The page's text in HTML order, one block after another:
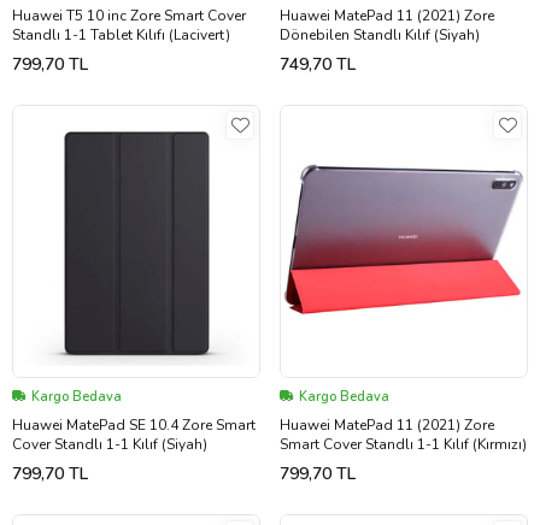
Huawei T5 10 inc Zore Smart Cover
Standlı 1-1 Tablet Kılıfı (Lacivert)
799,70 TL
Huawei MatePad 11 (2021) Zore
Dönebilen Standlı Kılıf (Siyah)
749,70 TL
Kargo Bedava
Huawei MatePad SE 10.4 Zore Smart
Cover Standlı 1-1 Kılıf (Siyah)
799,70 TL
Kargo Bedava
Huawei MatePad 11 (2021) Zore
Smart Cover Standlı 1-1 Kılıf (Kırmızı)
799,70 TL